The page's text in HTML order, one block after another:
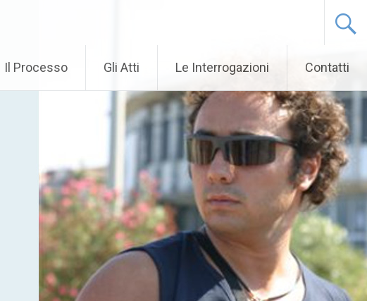
Il Processo Gli Atti Le Interrogazioni Contatti